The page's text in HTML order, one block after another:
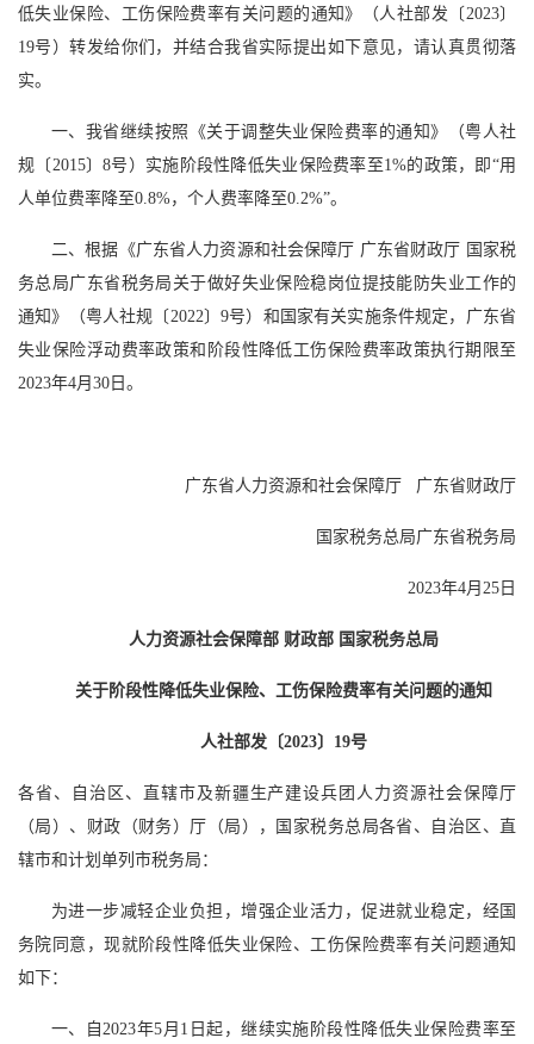
低失业保险、工伤保险费率有关问题的通知》（人社部发〔2023〕
19号）转发给你们，并结合我省实际提出如下意见，请认真贯彻落
实。
一、我省继续按照《关于调整失业保险费率的通知》（粤人社
规〔2015〕8号）实施阶段性降低失业保险费率至1%的政策，即“用
人单位费率降至0.8%，个人费率降至0.2%”。
二、根据《广东省人力资源和社会保障厅 广东省财政厅 国家税
务总局广东省税务局关于做好失业保险稳岗位提技能防失业工作的
通知》（粤人社规〔2022〕9号）和国家有关实施条件规定，广东省
失业保险浮动费率政策和阶段性降低工伤保险费率政策执行期限至
2023年4月30日。
广东省人力资源和社会保障厅 广东省财政厅
国家税务总局广东省税务局
2023年4月25日
人力资源社会保障部 财政部 国家税务总局
关于阶段性降低失业保险、工伤保险费率有关问题的通知
人社部发〔2023〕19号
各省、自治区、直辖市及新疆生产建设兵团人力资源社会保障厅
（局）、财政（财务）厅（局），国家税务总局各省、自治区、直
辖市和计划单列市税务局：
为进一步减轻企业负担，增强企业活力，促进就业稳定，经国
务院同意，现就阶段性降低失业保险、工伤保险费率有关问题通知
如下：
一、自2023年5月1日起，继续实施阶段性降低失业保险费率至